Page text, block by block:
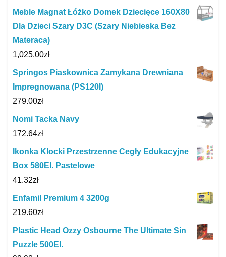
Meble Magnat Łóżko Domek Dziecięce 160X80
Dla Dzieci Szary D3C (Szary Niebieska Bez
Materaca)
1,025.00zł
Springos Piaskownica Zamykana Drewniana
Impregnowana (PS120I)
279.00zł
Nomi Tacka Navy
172.64zł
Ikonka Klocki Przestrzenne Cegły Edukacyjne
Box 580El. Pastelowe
41.32zł
Enfamil Premium 4 3200g
219.60zł
Plastic Head Ozzy Osbourne The Ultimate Sin
Puzzle 500El.